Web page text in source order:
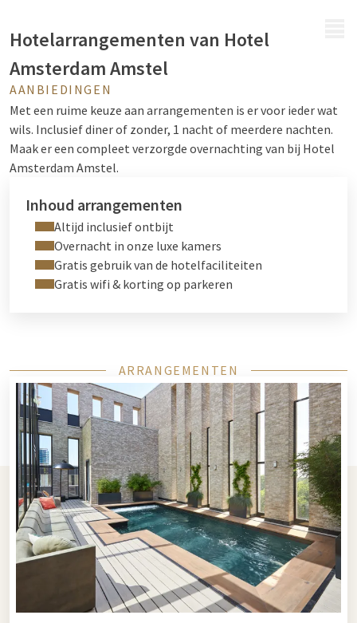
Hotelarrangementen van Hotel
Amsterdam Amstel
AANBIEDINGEN
Met een ruime keuze aan arrangementen is er voor ieder wat
wils. Inclusief diner of zonder, 1 nacht of meerdere nachten.
Maak er een compleet verzorgde overnachting van bij Hotel
Amsterdam Amstel.
Inhoud arrangementen
Altijd inclusief ontbijt
Overnacht in onze luxe kamers
Gratis gebruik van de hotelfaciliteiten
Gratis wifi & korting op parkeren
ARRANGEMENTEN